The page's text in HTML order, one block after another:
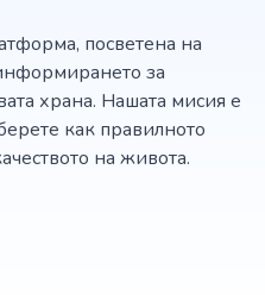
посветена на
за
храна. Нашата мисия е
как правилното
на живота.